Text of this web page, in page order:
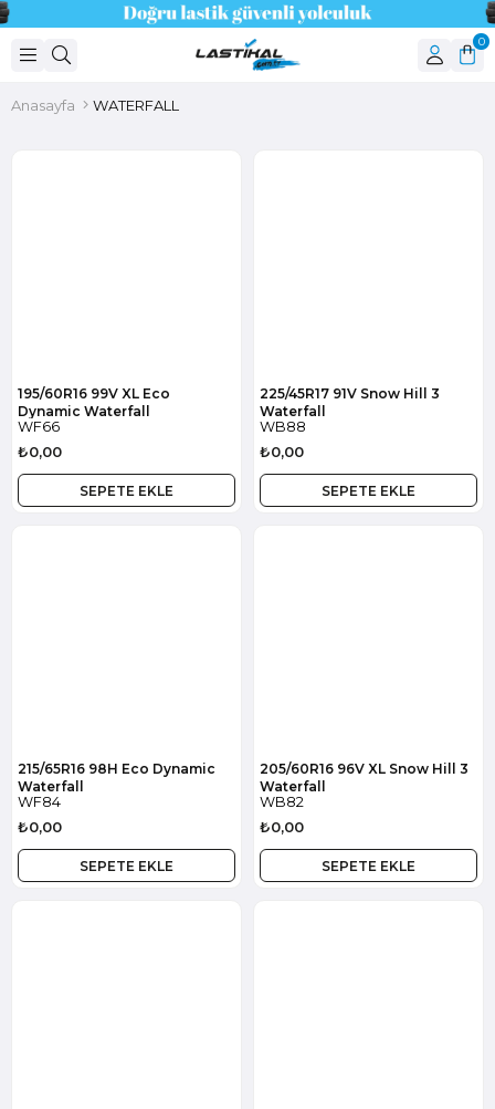
0
Anasayfa WATERFALL
195/60R16 99V XL Eco
Dynamic Waterfall
WF66
₺0,00
SEPETE EKLE
225/45R17 91V Snow Hill 3
Waterfall
WB88
₺0,00
SEPETE EKLE
215/65R16 98H Eco Dynamic
Waterfall
WF84
₺0,00
SEPETE EKLE
205/60R16 96V XL Snow Hill 3
Waterfall
WB82
₺0,00
SEPETE EKLE